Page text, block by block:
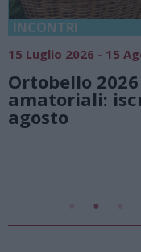
INCONTRI
15 Luglio 2026 - 15
Ortobello
amatoriali:
agosto